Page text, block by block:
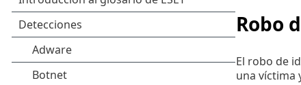
Robo
El robo de
una víctima